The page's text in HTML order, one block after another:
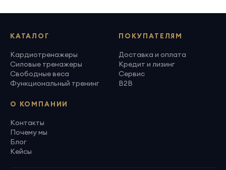
КАТАЛОГ
Кардиотренажеры
Силовые тренажеры
Свободные веса
Функциональный тренинг
ПОКУПАТЕЛЯМ
Доставка и оплата
Кредит и лизинг
Сервис
B2B
О КОМПАНИИ
Контакты
Почему мы
Блог
Кейсы